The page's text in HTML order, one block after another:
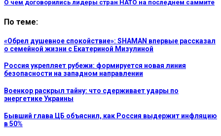
О чем договорились лидеры стран НАТО на последнем саммите
По теме:
«Обрел душевное спокойствие»: SHAMAN впервые рассказал
о семейной жизни с Екатериной Мизулиной
Россия укрепляет рубежи: формируется новая линия
безопасности на западном направлении
Военкор раскрыл тайну: что сдерживает удары по
энергетике Украины
Бывший глава ЦБ объяснил, как Россия выдержит инфляцию
в 50%